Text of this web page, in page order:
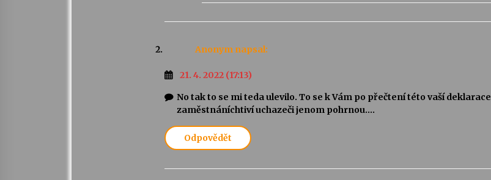
Anonym napsal:
21. 4. 2022 (17:13)
No tak to se mi teda ulevilo. To se k Vám po přečtení této vaší deklarace
zaměstnáníchtiví uchazeči jenom pohrnou….
Odpovědět